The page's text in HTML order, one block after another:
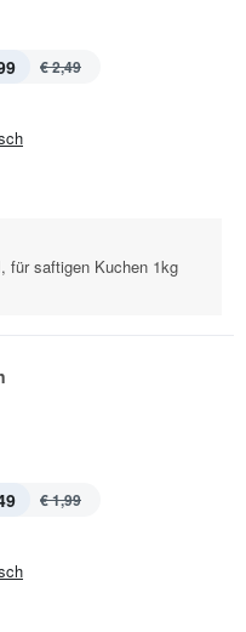
€ 2,49
für saftigen Kuchen 1kg
€ 1,99